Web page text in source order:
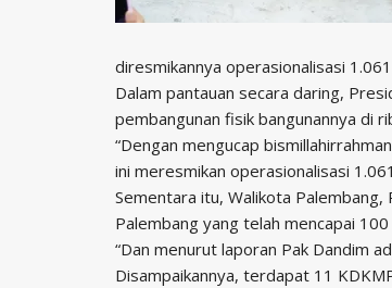
diresmikannya operasionalisasi
Dalam pantauan secara daring,
pembangunan fisik bangunannya di
“Dengan mengucap
ini meresmikan operasionalisasi
Sementara itu, Walikota
Palembang yang telah mencapai
“Dan menurut laporan Pak Dandim
Disampaikannya, terdapat 11